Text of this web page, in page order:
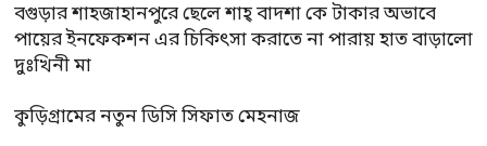
বগুড়ার শাহজাহানপুরে ছেলে শাহ্ বাদশা কে টাকার অভাবে
পায়ের ইনফেকশন এর চিকিৎসা করাতে না পারায় হাত বাড়ালো
দুঃখিনী মা
কুড়িগ্রামের নতুন ডিসি সিফাত মেহনাজ